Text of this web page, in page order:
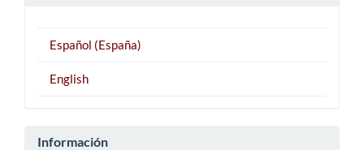
Español (España)
English
Información